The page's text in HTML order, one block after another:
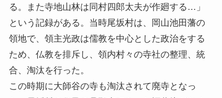
る。また寺地山林は同村四郎太夫が作廻する…」
という記録がある。当時尾坂村は、岡山池田藩の
領地で、領主光政は儒教を中心とした政治をする
ため、仏教を排斥し、領内村々の寺社の整理、統
合、淘汰を行った。
この時期に大師谷の寺も淘汰されて廃寺となっ